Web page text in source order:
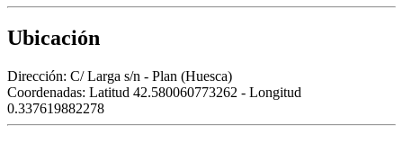
Ubicación
Dirección: C/ Larga s/n - Plan (Huesca)
Coordenadas: Latitud 42.580060773262 - Longitud
0.337619882278